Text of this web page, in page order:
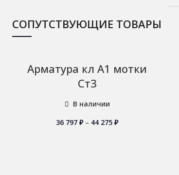
СОПУТСТВУЮЩИЕ ТОВАРЫ
Арматура кл А1 мотки
Ст3
В наличии
36 797₽ – 44 275₽